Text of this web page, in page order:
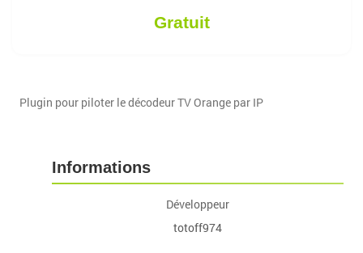
Gratuit
Plugin pour piloter le décodeur TV Orange par IP
Informations
Développeur
totoff974